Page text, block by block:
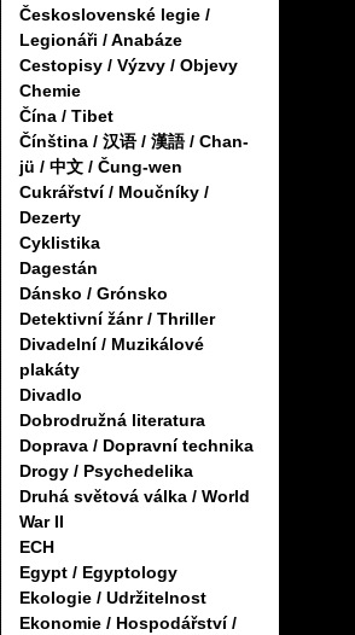
Československé legie /
Legionáři / Anabáze
Cestopisy / Výzvy / Objevy
Chemie
Čína / Tibet
Čínština / 汉语 / 漢語 / Chan-
jü / 中文 / Čung-wen
Cukrářství / Moučníky /
Dezerty
Cyklistika
Dagestán
Dánsko / Grónsko
Detektivní žánr / Thriller
Divadelní / Muzikálové
plakáty
Divadlo
Dobrodružná literatura
Doprava / Dopravní technika
Drogy / Psychedelika
Druhá světová válka / World
War II
ECH
Egypt / Egyptology
Ekologie / Udržitelnost
Ekonomie / Hospodářství /